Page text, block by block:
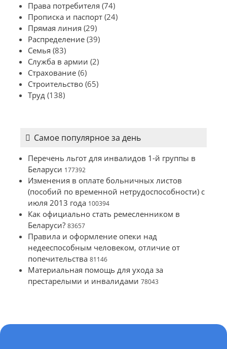
Права потребителя (74)
Прописка и паспорт (24)
Прямая линия (29)
Распределение (39)
Семья (83)
Служба в армии (2)
Страхование (6)
Строительство (65)
Труд (138)
Самое популярное за день
Перечень льгот для инвалидов 1-й группы в
Беларуси 177392
Изменения в оплате больничных листов
(пособий по временной нетрудоспособности) с
июля 2013 года 100394
Как официально стать ремесленником в
Беларуси? 83657
Правила и оформление опеки над
недееспособным человеком, отличие от
попечительства 81146
Материальная помощь для ухода за
престарелыми и инвалидами 78043